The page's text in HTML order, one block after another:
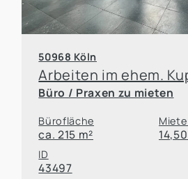
50968 Köln
Büro / Praxen zu mieten
Bürofläche
ca. 215 m²
ID
43497